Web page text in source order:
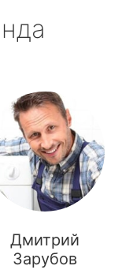
Дмитрий
Зарубов